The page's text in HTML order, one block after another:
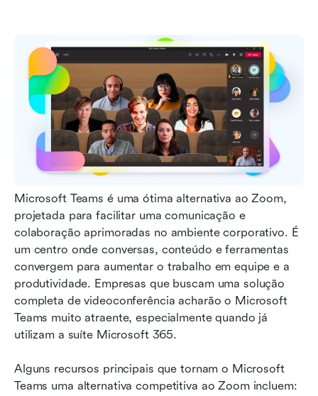
Microsoft Teams é uma ótima alternativa ao Zoom,
projetada para facilitar uma comunicação e
colaboração aprimoradas no ambiente corporativo. É
um centro onde conversas, conteúdo e ferramentas
convergem para aumentar o trabalho em equipe e a
produtividade. Empresas que buscam uma solução
completa de videoconferência acharão o Microsoft
Teams muito atraente, especialmente quando já
utilizam a suíte Microsoft 365.
Alguns recursos principais que tornam o Microsoft
Teams uma alternativa competitiva ao Zoom incluem: